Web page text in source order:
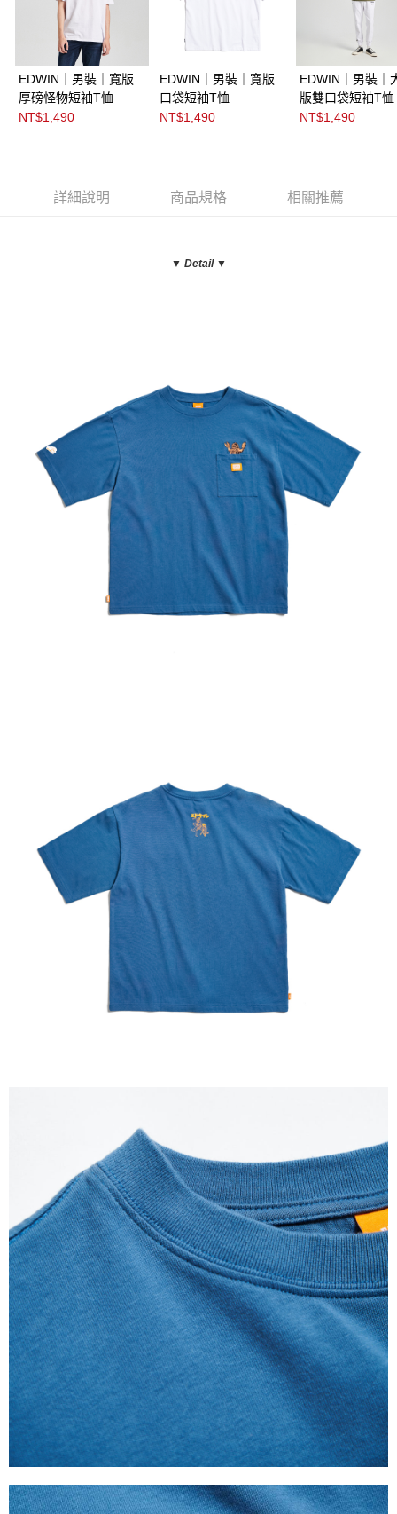
EDWIN｜男裝｜寬版
厚磅怪物短袖T恤
NT$1,490
EDWIN｜男裝｜寬版
口袋短袖T恤
NT$1,490
EDWIN｜男裝｜
版雙口袋短袖T恤
NT$1,490
詳細說明 商品規格 相關推薦
▼ Detail ▼